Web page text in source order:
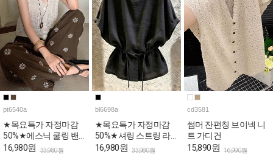
pt6540a
★목요특가 자정마감
50%★에스닉 쿨링 밴
딩 와이드 팬츠
16,980원 33,980원
bl6698a
★목요특가 자정마감
50%★셔링 스트링 라
운드 여름 블라우스
16,980원 33,980원
cd3581
썸머 잔펀칭 브이넥 니
트 가디건
15,890원 16,990원